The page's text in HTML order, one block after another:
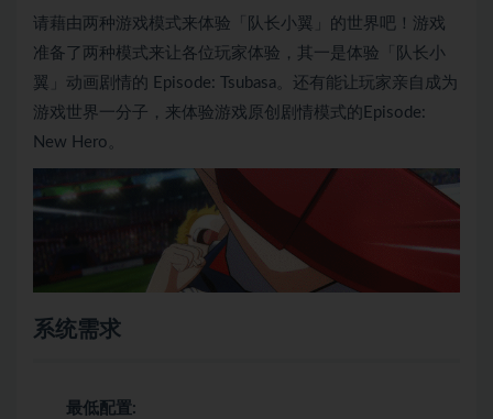
请藉由两种游戏模式来体验「队长小翼」的世界吧！游戏
准备了两种模式来让各位玩家体验，其一是体验「队长小
翼」动画剧情的 Episode: Tsubasa。还有能让玩家亲自成为
游戏世界一分子，来体验游戏原创剧情模式的Episode:
New Hero。
系统需求
最低配置: